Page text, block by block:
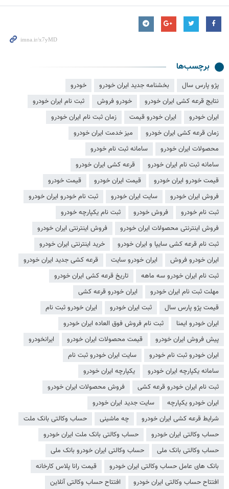
برچسب‌ها
پژو پارس سال بخشنامه جدید ایران خودرو
خودرو
نتایج قرعه کشی ایران خودرو
خودرو فروش
ثبت نام ایران خودرو
ایران خودرو
ایران خودرو قیمت
زمان ثبت نام ایران خودرو
زمان قرعه کشی ایران خودرو
میز خدمت ایران خودرو
محصولات ایران خودرو
سامانه ثبت نام خودرو
سامانه ثبت نام ایران خودرو
قرعه کشی ایران خودرو
قیمت خودرو ایران خودرو
قیمت ایران خودرو
قیمت خودرو
فروش ایران خودرو
سایت ایران خودرو
ثبت نام خودرو ایران خودرو
ثبت نام خودرو
فروش خودرو
ثبت نام یکپارچه خودرو
فروش اینترنتی محصولات ایران خودرو
فروش اینترنتی ایران خودرو
ثبت نام قرعه کشی سایپا و ایران خودرو
خرید اینترنتی ایران خودرو
ایران خودرو فروش
ایران خودرو سایت
قرعه کشی جدید ایران خودرو
ثبت نام ایران خودرو سه ماهه
تاریخ قرعه کشی ایران خودرو
مهلت ثبت نام ایران خودرو
ایران خودرو قرعه کشی
قیمت پژو پارس سال
ثبت ایران خودرو
ایران خودرو ثبت نام
ایران خودرو ایمنا
ثبت نام فروش فوق العاده ایران خودرو
پیش فروش ایران خودرو
قیمت محصولات ایران خودرو
ایرانخودرو
ایران خودرو ثبت نام خودرو
سایت ایران خودرو ثبت نام
سامانه یکپارچه ایران خودرو
یکپارچه ایران خودرو
ثبت نام ایران خودرو قرعه کشی
فروش محصولات ایران خودرو
ایران خودرو یکپارچه
سایت جدید ایران خودرو
شرایط قرعه کشی ایران خودرو
چه ماشینی
حساب وکالتی بانک ملت
حساب وکالتی ایران خودرو
حساب وکالتی بانک ملت ایران خودرو
حساب وکالتی بانک ملی
حساب وکالتی ایران خودرو بانک ملی
بانک های عامل حساب وکالتی ایران خودرو
قیمت رانا پلاس کارخانه
افتتاح حساب وکالتی ایران خودرو
افتتاح حساب وکالتی آنلاین